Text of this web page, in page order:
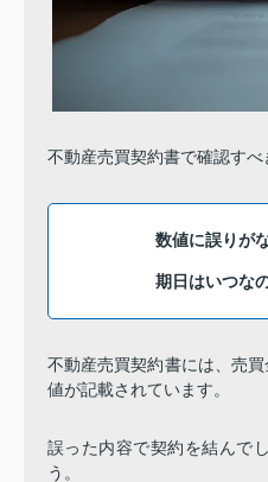
不動産売買契約書で確認すべ
数値に誤りが
期日はいつな
不動産売買契約書には、売
値が記載されています。
誤った内容で契約を結んで
う。